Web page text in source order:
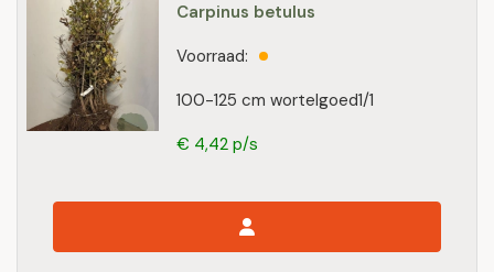
Carpinus betulus
100-125 cm wortelgoed1/1
Voorraad:
€ 4,42 p/s